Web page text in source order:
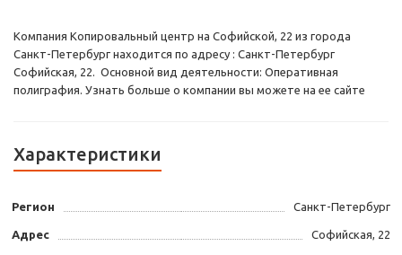
Компания Копировальный центр на Софийской, 22 из города
Санкт-Петербург находится по адресу : Санкт-Петербург
Софийская, 22. Основной вид деятельности: Оперативная
полиграфия. Узнать больше о компании вы можете на ее сайте
Характеристики
Регион Санкт-Петербург
Адрес Софийская, 22